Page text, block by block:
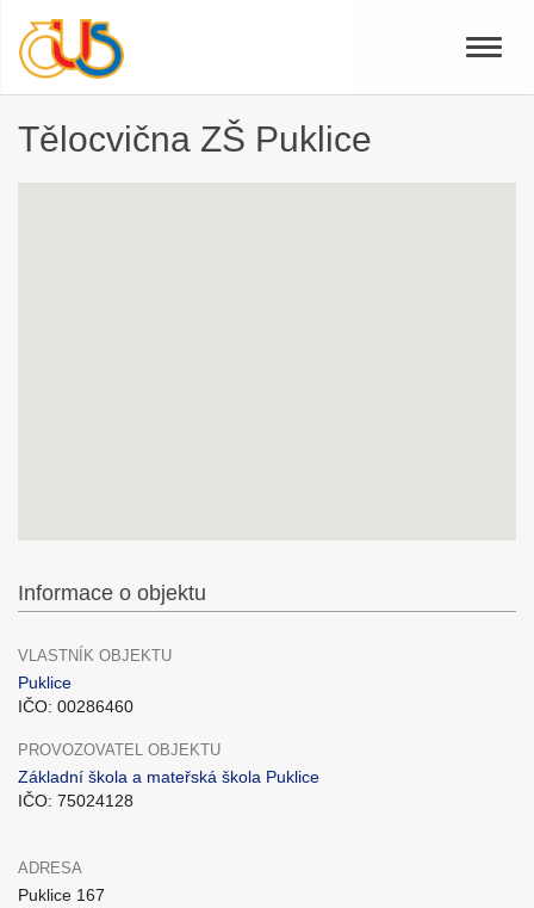
Toggle
Tělocvična ZŠ Puklice
Informace o objektu
VLASTNÍK OBJEKTU
Puklice
IČO: 00286460
PROVOZOVATEL OBJEKTU
Základní škola a mateřská škola Puklice
IČO: 75024128
ADRESA
Puklice 167